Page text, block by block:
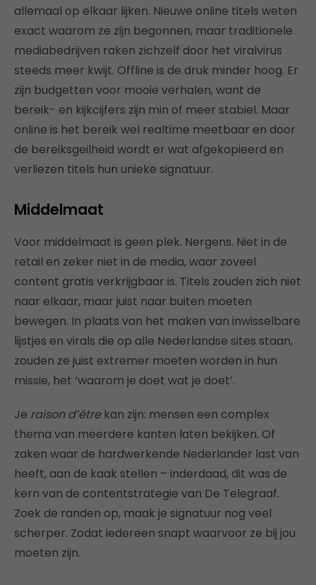
allemaal op elkaar lijken. Nieuwe online titels weten
exact waarom ze zijn begonnen, maar traditionele
mediabedrijven raken zichzelf door het viralvirus
steeds meer kwijt. Offline is de druk minder hoog. Er
zijn budgetten voor mooie verhalen, want de
bereik- en kijkcijfers zijn min of meer stabiel. Maar
online is het bereik wel realtime meetbaar en door
de bereiksgeilheid wordt er wat afgekopieerd en
verliezen titels hun unieke signatuur.
Middelmaat
Voor middelmaat is geen plek. Nergens. Niet in de
retail en zeker niet in de media, waar zoveel
content gratis verkrijgbaar is. Titels zouden zich niet
naar elkaar, maar juist naar buiten moeten
bewegen. In plaats van het maken van inwisselbare
lijstjes en virals die op alle Nederlandse sites staan,
zouden ze juist extremer moeten worden in hun
missie, het ‘waarom je doet wat je doet’.
Je raison d’êtrekan zijn: mensen een complex
thema van meerdere kanten laten bekijken. Of
zaken waar de hardwerkende Nederlander last van
heeft, aan de kaak stellen – inderdaad, dit was de
kern van de contentstrategie van De Telegraaf.
Zoek de randen op, maak je signatuur nog veel
scherper. Zodat iedereen snapt waarvoor ze bij jou
moeten zijn.